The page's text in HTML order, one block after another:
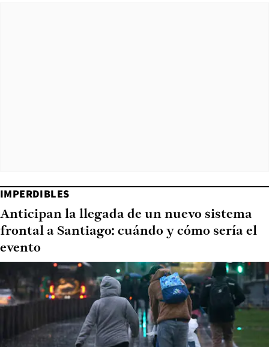
IMPERDIBLES
Anticipan la llegada de un nuevo sistema
frontal a Santiago: cuándo y cómo sería el
evento